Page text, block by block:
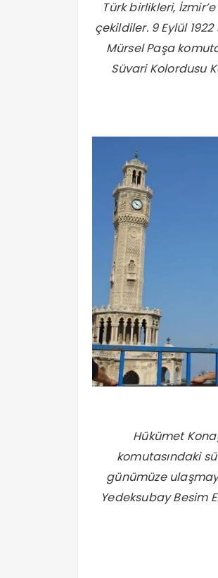
Türk birlikleri,
çekildiler. 9 Eylül
Mürsel Paşa
Süvari Kolordusu
Hükümet
komutasındaki
günümüze
Yedeksubay Besim